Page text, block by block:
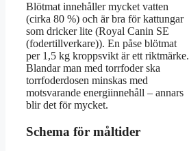
Blötmat innehåller mycket vatten
(cirka 80 %) och är bra för kattungar
som dricker lite (Royal Canin SE
(fodertillverkare)). En påse blötmat
per 1,5 kg kroppsvikt är ett riktmärke.
Blandar man med torrfoder ska
torrfoderdosen minskas med
motsvarande energiinnehåll – annars
blir det för mycket.
Schema för måltider